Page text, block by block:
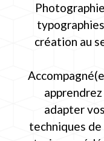
création au
adapter
techniques